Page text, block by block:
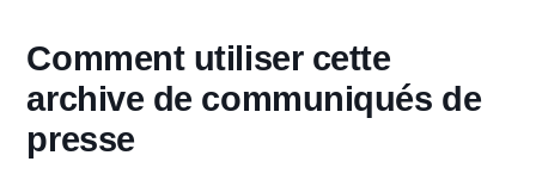
Comment utiliser cette
archive de communiqués de
presse